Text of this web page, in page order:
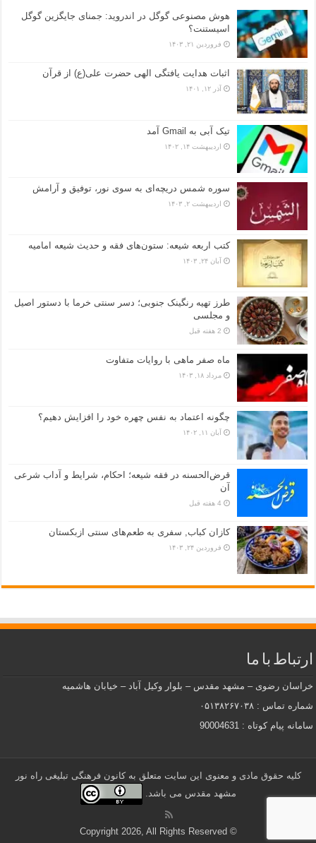
هوش مصنوعی گوگل در اندروید: جمنای جایگزین گوگل
اسیستنت؟
فروردین ۲۱, ۱۴۰۳
اثبات هدایت یافتگی الهی حضرت علی(ع) از قرآن
آذر ۱۲, ۱۴۰۱
تیک آبی به Gmail آمد
اردیبهشت ۱۴, ۱۴۰۲
سوره شمس دریچه‌ای به سوی نور، توفیق و آرامش
اردیبهشت ۲, ۱۴۰۳
کتب اربعه شیعه: ستون‌های فقه و حدیث شیعه امامیه
آبان ۲۴, ۱۴۰۳
طرز تهیه رنگینک جنوبی؛ دسر سنتی خرما با دستور اصیل
و مجلسی
2 هفته قبل
ماه صفر ماهی با روایات متفاوت
مرداد ۱۸, ۱۴۰۳
چگونه اعتماد به نفس چهره خود را افزایش دهیم؟
آبان ۱۱, ۱۴۰۲
قرض‌الحسنه در فقه شیعه؛ احکام، شرایط و آداب شرعی
آن
4 هفته قبل
کازان کباب, سفری به طعم‌های سنتی ازبکستان
فروردین ۲۴, ۱۴۰۳
ارتباط با ما
خراسان رضوی – مشهد مقدس – بلوار وکیل آباد – خیابان هاشمیه
شماره تماس : ۰۵۱۳۸۲۶۷۰۳۸
سامانه پیام کوتاه : 90004631
کلیه حقوق مادی و معنوی این سایت متعلق به کانون فرهنگی تبلیغی راه نور
مشهد مقدس می باشد.
© Copyright 2026, All Rights Reserved